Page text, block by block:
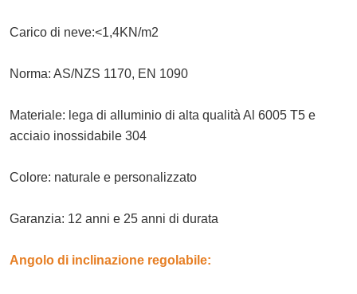
Carico di neve:<1,4KN/m2
Norma: AS/NZS 1170, EN 1090
Materiale: lega di alluminio di alta qualità Al 6005 T5 e
acciaio inossidabile 304
Colore: naturale e personalizzato
Garanzia: 12 anni e 25 anni di durata
Angolo di inclinazione regolabile: